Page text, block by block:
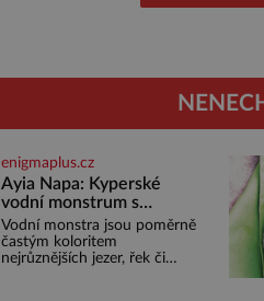
enigmaplus.cz
Ayia Napa: Kyperské
vodní monstrum s
mírumilovnou povahou
Vodní monstra jsou poměrně
častým koloritem
nejrůznějších jezer, řek či